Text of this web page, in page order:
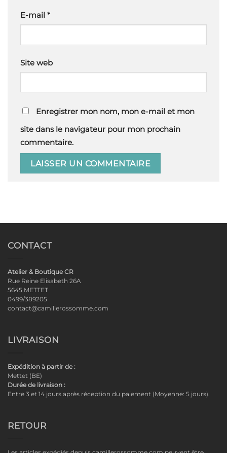
E-mail *
Site web
Enregistrer mon nom, mon e-mail et mon
site dans le navigateur pour mon prochain
commentaire.
CONTACT
Atelier & Boutique CR
Rue Reine Elisabeth 26A
5645 METTET
0499/389205
contact@camillerossomme.com
LIVRAISON
Expédition à partir de :
Mettet (BE)
Durée de livraison :
Entre 3 et 14 jours après réception du paiement (Moyenne: 5 jours).
RETOUR